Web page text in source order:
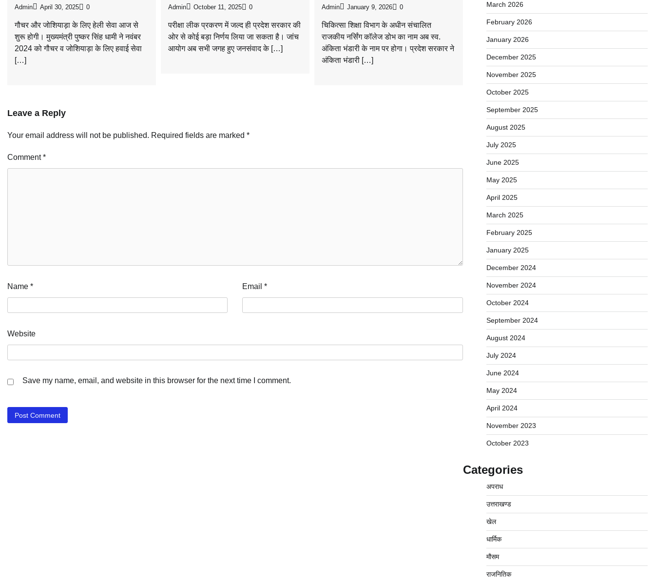
Admin April 30, 2025 0
गौचर और जोशियाड़ा के लिए हेली सेवा आज से
शुरू होगी। मुख्यमंत्री पुष्कर सिंह धामी ने नवंबर
2024 को गौचर व जोशियाड़ा के लिए हवाई सेवा
[…]
Admin October 11, 2025 0
परीक्षा लीक प्रकरण में जल्द ही प्रदेश सरकार की
ओर से कोई बड़ा निर्णय लिया जा सकता है। जांच
आयोग अब सभी जगह हुए जनसंवाद के […]
Admin January 9, 2026 0
चिकित्सा शिक्षा विभाग के अधीन संचालित
राजकीय नर्सिंग कॉलेज डोभ का नाम अब स्व.
अंकिता भंडारी के नाम पर होगा। प्रदेश सरकार ने
अंकिता भंडारी […]
Leave a Reply
Your email address will not be published. Required fields are marked *
Comment*
Name * Email*
Website
Save my name, email, and website in this browser for the next time I comment.
March 2026
February 2026
January 2026
December 2025
November 2025
October 2025
September 2025
August 2025
July 2025
June 2025
May 2025
April 2025
March 2025
February 2025
January 2025
December 2024
November 2024
October 2024
September 2024
August 2024
July 2024
June 2024
May 2024
April 2024
November 2023
October 2023
Categories
अपराध
उत्तराखण्ड
खेल
धार्मिक
मौसम
राजनितिक